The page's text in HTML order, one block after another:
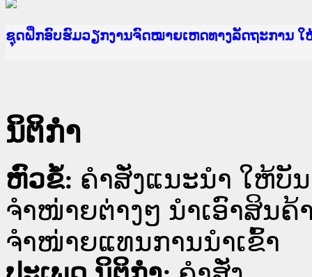
Ministry of Justice Lao PDR
ເຜີຍແຜ່ວັບໄຊຈົດໝາຍເຫດທາງລັດຖະການ ແລະ ແອັ
ກະຊວງຍຸຕິທຳ
ຊຸດຝຶກອົບຮົມວຽກງານຈົດໝາຍເຫດທາງລັດຖະການ
ກອງປະຊຸມທົບທວນຄືນການຈັດຕັ້ງປະຕິບັດວຽກງານຈົ
ຝຶກອົບຮົມ ຜູ່ປະສານງານວຽກງານຈົດໝາຍເຫດທາງລັ
ຝຶກອົບຮົມ ຜູ່ປະສານງານວຽກງານຈົດໝາຍເຫດທາງລັ
ເຜີຍແຜ່ແອັບກົດໝາຍລາວ ແລະ ເວັບໄຊຈົດໝາຍເຫດ
ເຜີຍແຜ່ແອັບກົດໝາຍລາວ ແລະ ເວັບໄຊຈົດໝາຍເຫດ
ຍົກລະດັບວຽກງານຈົດໝາຍເຫດທາງລັດຖະການໃຫ້ຜູ້
ຊຸດຝຶກອົບຮົມວຽກງານຈົດໝາຍເຫດທາງລັດຖະການ ໃ
ນິຕິກໍາ
ຫົວຂໍ້: ຄຳສັ່ງແນະນຳ ໃຫ້ບັ
ຈຳໜ່່າຍຕ່າງໆ ນຳເອົາສິນຄ້
ຈຳໜ່າຍແທນການນຳເຂົ້າ